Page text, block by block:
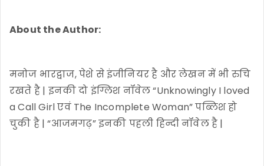
About the Author:
मनोज भारद्वाज, पेशे से इंजीनियर है और लेखन में भी रुचि
रखते है | इनकी दो इंग्लिश नॉवेल “Unknowingly I loved
a Call Girl एवं The Incomplete Woman” पब्लिश हो
चुकी है | “आजमगढ़” इनकी पहली हिन्दी नॉवेल है |